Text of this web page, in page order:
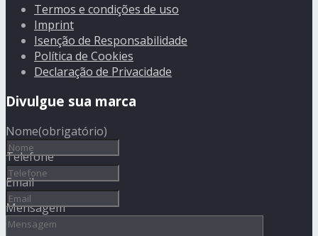
Termos e condições de uso
Imprint
Isenção de Responsabilidade
Política de Cookies
Declaração de Privacidade
Divulgue sua marca
Nome(obrigatório)
Telefone
Email
Mensagem